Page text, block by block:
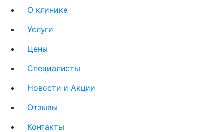
О клинике
Услуги
Цены
Специалисты
Новости и Акции
Отзывы
Контакты